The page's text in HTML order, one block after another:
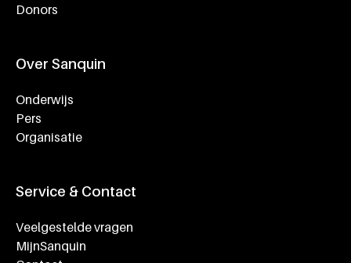
Donors
Over Sanquin
Onderwijs
Pers
Organisatie
Service & Contact
Veelgestelde vragen
MijnSanquin